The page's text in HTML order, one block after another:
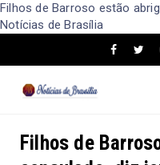
Filhos de Barroso estão
Notícias de Brasília
Filhos de